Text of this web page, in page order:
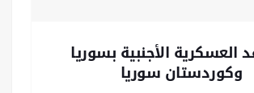
العسكرية الأجنبية بسوريا
وكوردستان سوريا